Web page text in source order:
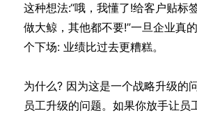
这种想法:“哦，我懂了!给客户贴标
做大鲸，其他都不要!”一旦企业真
个下场: 业绩比过去更糟糕。
为什么? 因为这是一个战略升级的
员工升级的问题。如果你放手让员